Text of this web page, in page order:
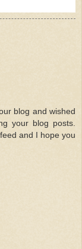
blog and wished
your blog posts.
and I hope you